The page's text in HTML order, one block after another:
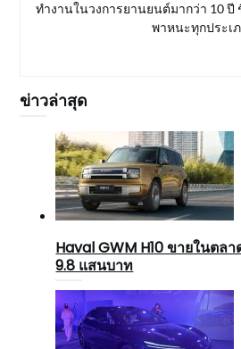
ทำงานในวงการยานยนต์มากว่า 10
พาหนะทุกประเ
ข่าวล่าสุด
Haval GWM H10 ขายในตล
9.8 แสนบาท